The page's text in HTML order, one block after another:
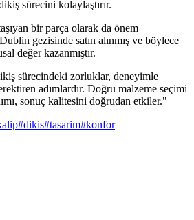
sürecini kolaylaştırır.
bir parça olarak da önem
gezisinde satın alınmış ve böylece
değer kazanmıştır.
sürecindeki zorluklar, deneyimle
adımlardır. Doğru malzeme seçimi
sonuç kalitesini doğrudan etkiler."
#dikis#tasarim#konfor